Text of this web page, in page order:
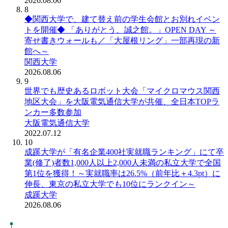
8
◆関西大学で、建て替え前の学生会館とお別れイベン
トを開催◆ 「ありがとう、誠之館。」OPEN DAY ～
寄せ書きウォールも／「大屋根リング」一部再現の新
館へ～
関西大学
2026.08.06
9
世界でも歴史あるロボット大会「マイクロマウス関西
地区大会」を大阪電気通信大学が共催、全日本TOPラ
ンカー多数参加
大阪電気通信大学
2022.07.12
10
成蹊大学が「有名企業400社実就職ランキング」にて卒
業(修了)者数1,000人以上2,000人未満の私立大学で全国
第1位を獲得！～実就職率は26.5%（前年比＋4.3pt）に
伸長、東京の私立大学でも10位にランクイン～
成蹊大学
2026.08.06